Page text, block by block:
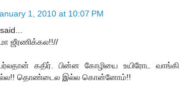
1, 2010 at 10:07 PM
ஜீரணிக்கல!!//
கதிர். பின்ன கோழியை உயிரோட வாங்கி
தொண்டைல இல்ல கொன்னோம்!!